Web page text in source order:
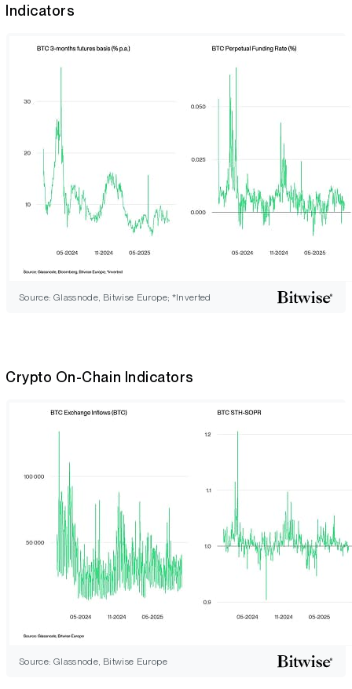
Indicators
Source: Glassnode, Bitwise Europe; *Inverted
Crypto On-Chain Indicators
Source: Glassnode, Bitwise Europe